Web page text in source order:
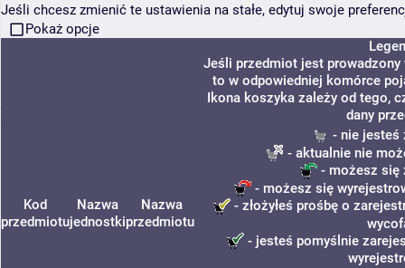
Jeśli chcesz zmienić te ustawienia na stałe, edytuj swoje
Pokaż opcje
Kod
przedmiotu
Nazwa
jednostki
Nazwa
przedmiotu
Jeśli przedmiot jest prowadzony
to w odpowiedniej komórce
Ikona koszyka zależy od tego,
dany
- nie jesteś
- aktualnie nie
- możesz się
- możesz się
- złożyłeś prośbę o
- jesteś pomyślnie